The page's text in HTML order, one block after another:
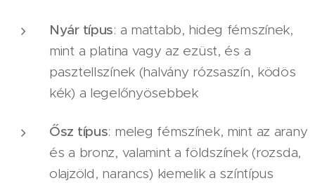
Nyár típus: a mattabb, hideg fémszínek,
mint a platina vagy az ezüst, és a
pasztellszínek (halvány rózsaszín, ködös
kék) a legelőnyösebbek
Ősz típus: meleg fémszínek, mint az arany
és a bronz, valamint a földszínek (rozsda,
olajzöld, narancs) kiemelik a színtípus